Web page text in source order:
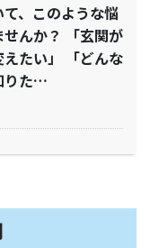
、このような悩
んか？ 「玄関が
たい」 「どんな
りた…